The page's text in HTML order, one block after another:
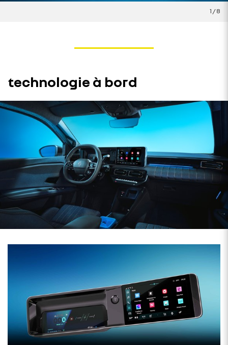
1 /8
technologie à bord